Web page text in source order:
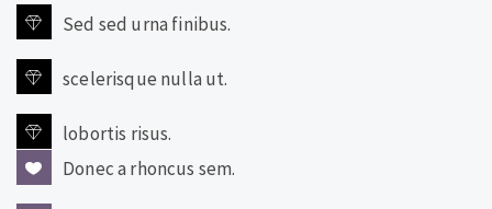
Sed sed urna finibus.
scelerisque nulla ut.
lobortis risus.
Donec a rhoncus sem.